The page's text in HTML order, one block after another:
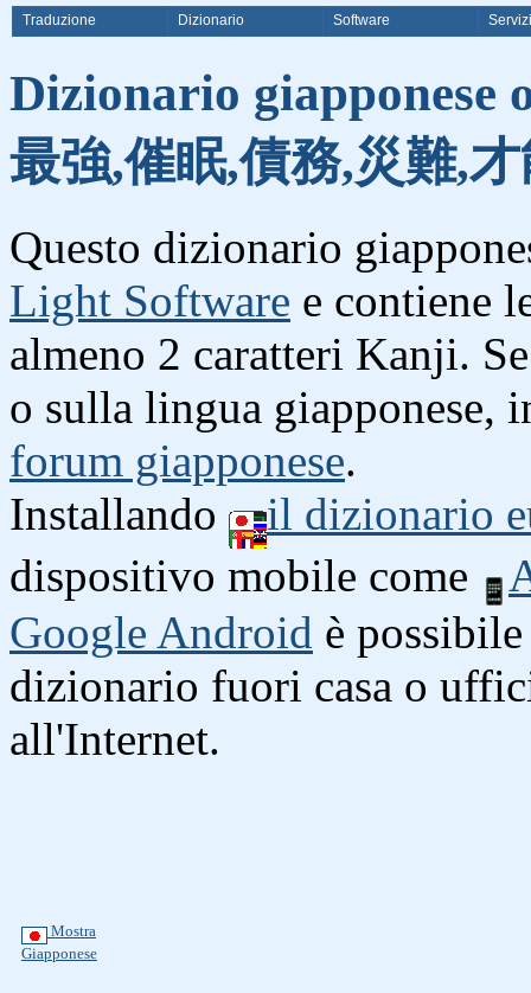
Traduzione Dizionario Software Servizi
Dizionario giapponese
最強,催眠,債務,災難,
Questo dizionario
Light Software e contiene
almeno 2 caratteri Kanji.
o sulla lingua giapponese,
forum giapponese.
Installando
il dizionario
dispositivo mobile come
Google Android è
dizionario fuori casa o
all'Internet.
Mostra
Giapponese